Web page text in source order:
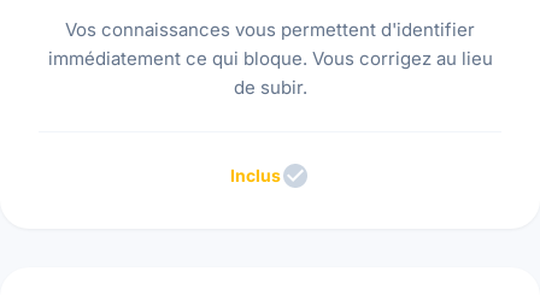
Vos connaissances vous permettent d'identifier
immédiatement ce qui bloque. Vous corrigez au lieu
de subir.
Inclus